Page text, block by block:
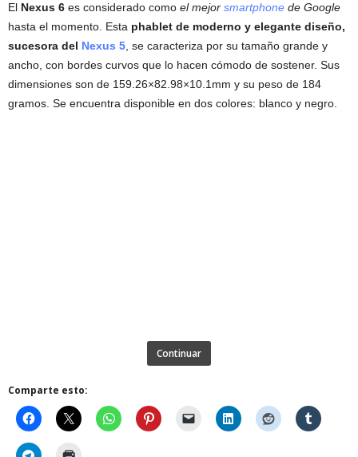
El Nexus 6 es considerado como el mejor smartphone de Google
hasta el momento. Esta phablet de moderno y elegante diseño,
sucesora del Nexus 5, se caracteriza por su tamaño grande y
ancho, con bordes curvos que lo hacen cómodo de sostener. Sus
dimensiones son de 159.26×82.98×10.1mm y su peso de 184
gramos. Se encuentra disponible en dos colores: blanco y negro.
Continuar
Comparte esto: